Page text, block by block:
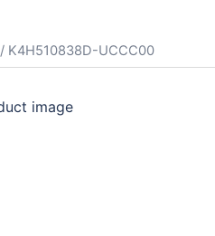
/ K4H510838D-UCCC00